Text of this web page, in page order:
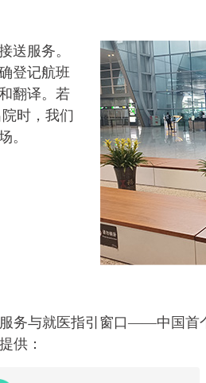
送服务。
登记航班
翻译。若
时，我们
。
务与就医指引窗口——中国首
供：